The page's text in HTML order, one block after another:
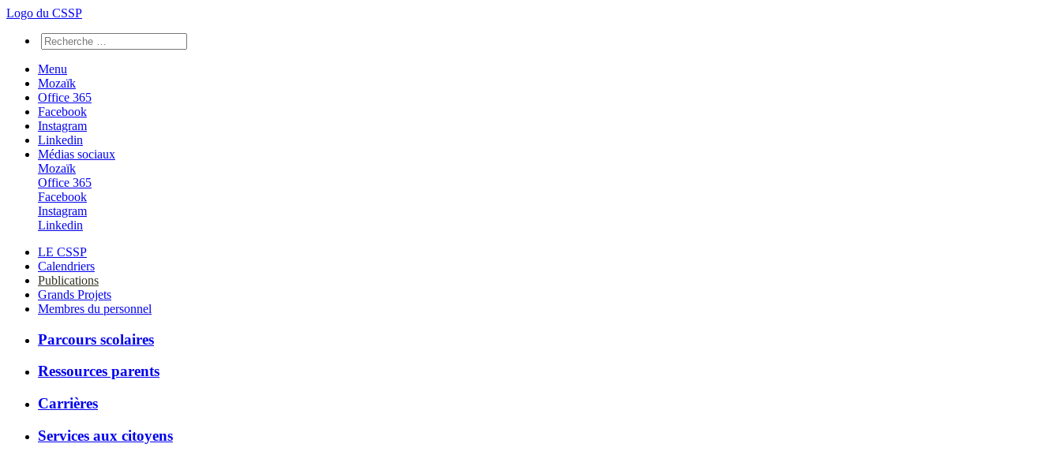
Logo du CSSP
Menu
Mozaïk
Office 365
Facebook
Instagram
Linkedin
Médias sociaux
Mozaïk
Office 365
Facebook
Instagram
Linkedin
LE CSSP
Calendriers
Publications
Grands Projets
Membres du personnel
Parcours scolaires
Ressources parents
Carrières
Services aux citoyens